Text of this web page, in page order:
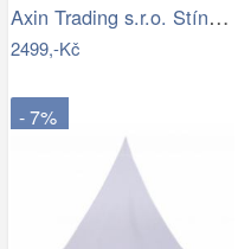
Axin Trading s.r.o. Stínící plachta…
2499,-Kč
- 7%